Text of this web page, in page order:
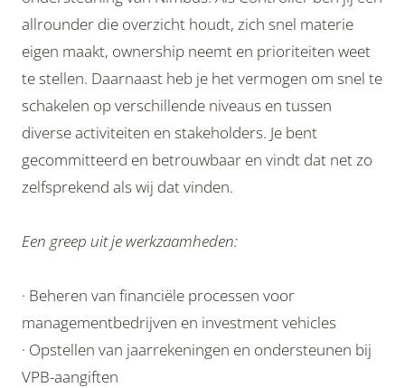
allrounder die overzicht houdt, zich snel materie
eigen maakt, ownership neemt en prioriteiten weet
te stellen. Daarnaast heb je het vermogen om snel te
schakelen op verschillende niveaus en tussen
diverse activiteiten en stakeholders. Je bent
gecommitteerd en betrouwbaar en vindt dat net zo
zelfsprekend als wij dat vinden.
Een greep uit je werkzaamheden:
· Beheren van financiële processen voor
managementbedrijven en investment vehicles
· Opstellen van jaarrekeningen en ondersteunen bij
VPB-aangiften